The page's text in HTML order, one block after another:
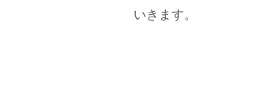
いきます。